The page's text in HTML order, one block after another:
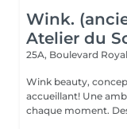
Wink.
Atelier du
25A, Boulevard Royal
Wink beauty, concept store. Espace
accueillant! Une
chaque moment.